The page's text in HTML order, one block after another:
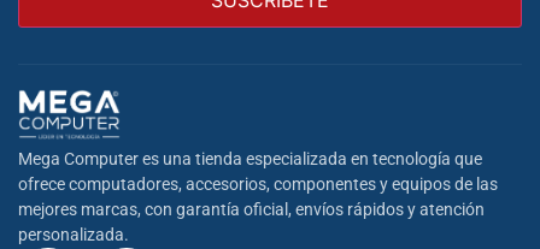
Mega Computer es una tienda especializada en tecnología que
ofrece computadores, accesorios, componentes y equipos de las
mejores marcas, con garantía oficial, envíos rápidos y atención
personalizada.